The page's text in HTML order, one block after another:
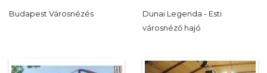
Budapest Városnézés
Dunai Legenda - Esti
városnéző hajó